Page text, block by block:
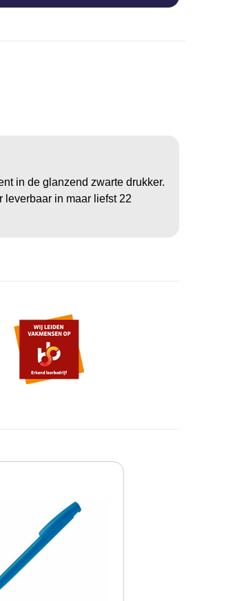
in de glanzend zwarte drukker.
leverbaar in maar liefst 22